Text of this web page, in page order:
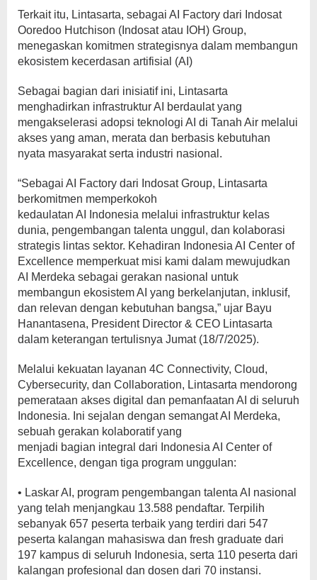
Terkait itu, Lintasarta, sebagai AI Factory dari Indosat
Ooredoo Hutchison (Indosat atau IOH) Group,
menegaskan komitmen strategisnya dalam membangun
ekosistem kecerdasan artifisial (AI)
Sebagai bagian dari inisiatif ini, Lintasarta
menghadirkan infrastruktur AI berdaulat yang
mengakselerasi adopsi teknologi AI di Tanah Air melalui
akses yang aman, merata dan berbasis kebutuhan
nyata masyarakat serta industri nasional.
“Sebagai AI Factory dari Indosat Group, Lintasarta
berkomitmen memperkokoh
kedaulatan AI Indonesia melalui infrastruktur kelas
dunia, pengembangan talenta unggul, dan kolaborasi
strategis lintas sektor. Kehadiran Indonesia AI Center of
Excellence memperkuat misi kami dalam mewujudkan
AI Merdeka sebagai gerakan nasional untuk
membangun ekosistem AI yang berkelanjutan, inklusif,
dan relevan dengan kebutuhan bangsa,” ujar Bayu
Hanantasena, President Director & CEO Lintasarta
dalam keterangan tertulisnya Jumat (18/7/2025).
Melalui kekuatan layanan 4C Connectivity, Cloud,
Cybersecurity, dan Collaboration, Lintasarta mendorong
pemerataan akses digital dan pemanfaatan AI di seluruh
Indonesia. Ini sejalan dengan semangat AI Merdeka,
sebuah gerakan kolaboratif yang
menjadi bagian integral dari Indonesia AI Center of
Excellence, dengan tiga program unggulan:
• Laskar AI, program pengembangan talenta AI nasional
yang telah menjangkau 13.588 pendaftar. Terpilih
sebanyak 657 peserta terbaik yang terdiri dari 547
peserta kalangan mahasiswa dan fresh graduate dari
197 kampus di seluruh Indonesia, serta 110 peserta dari
kalangan profesional dan dosen dari 70 instansi.